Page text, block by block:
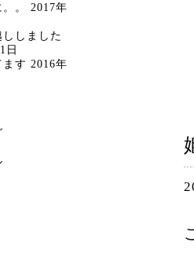
。
2017年
しました
日
ます 2016年